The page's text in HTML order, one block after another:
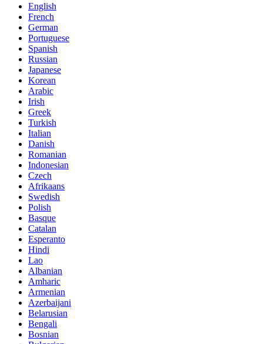
English
French
German
Portuguese
Spanish
Russian
Japanese
Korean
Arabic
Irish
Greek
Turkish
Italian
Danish
Romanian
Indonesian
Czech
Afrikaans
Swedish
Polish
Basque
Catalan
Esperanto
Hindi
Lao
Albanian
Amharic
Armenian
Azerbaijani
Belarusian
Bengali
Bosnian